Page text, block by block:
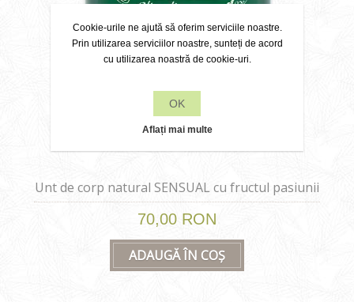
ADAUGĂ ÎN COȘ
Unt de corp natural SENSUAL cu fructul pasiunii
si ulei de masline 200 ml
70,00 RON
Cookie-urile ne ajută să oferim serviciile noastre.
Prin utilizarea serviciilor noastre, sunteți de acord
cu utilizarea noastră de cookie-uri.
OK
Aflați mai multe